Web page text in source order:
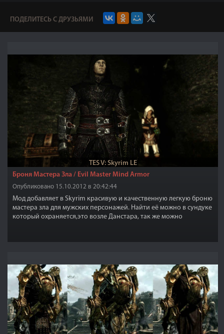
ПОДЕЛИТЕСЬ С ДРУЗЬЯМИ
TES V: Skyrim LE
Броня Мастера Зла / Evil Master Mind Armor
Опубликовано 15.10.2012 в 20:42:44
Мод добавляет в Skyrim красивую и качественную легкую броню
мастера зла для мужских персонажей. Найти её можно в сундуке
который охраняется,это возле Данстара, так же можно